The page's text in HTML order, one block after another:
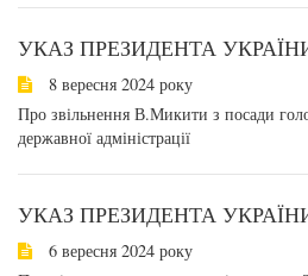
УКАЗ ПРЕЗИДЕНТА
8 вересня 2024 року
Про звільнення В.Микити з посади
державної адміністрації
УКАЗ ПРЕЗИДЕНТА
6 вересня 2024 року